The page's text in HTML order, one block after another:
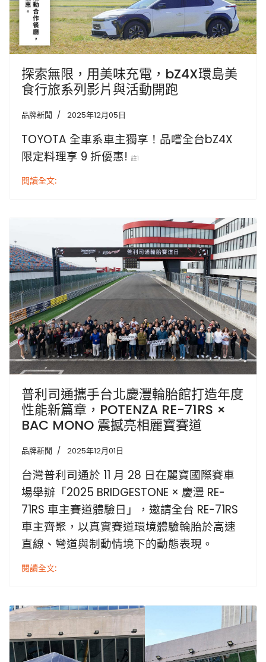
探索無限，用美味充電，bZ4X環島美
食行旅系列影片與活動開跑
品牌新聞 2025年12月05日
TOYOTA 全車系車主獨享！品嚐全台bZ4X
限定料理享 9 折優惠! 註1
閱讀全文:
普利司通攜手台北慶灃輪胎館打造年度
性能新篇章，POTENZA RE-71RS ×
BAC MONO 震撼亮相麗寶賽道
品牌新聞 2025年12月01日
台灣普利司通於 11 月 28 日在麗寶國際賽車
場舉辦「2025 BRIDGESTONE × 慶灃 RE-
71RS 車主賽道體驗日」，邀請全台 RE-71RS
車主齊聚，以真實賽道環境體驗輪胎於高速
直線、彎道與制動情境下的動態表現。
閱讀全文: